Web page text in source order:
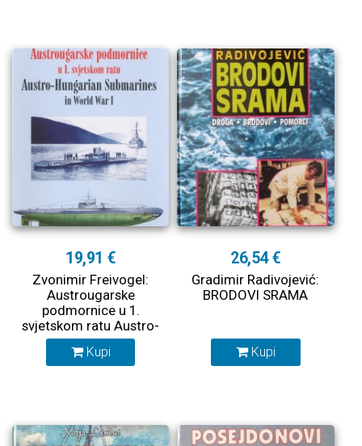
19,91 €
Zvonimir Freivogel:
Austrougarske
podmornice u 1.
svjetskom ratu Austro-
Hungarian Submarines
in World War I
Kupi
26,54 €
Gradimir Radivojević:
BRODOVI SRAMA
Kupi